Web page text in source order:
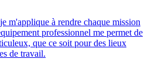
m'applique à rendre chaque mission
professionnel me permet de
que ce soit pour des lieux
de travail.